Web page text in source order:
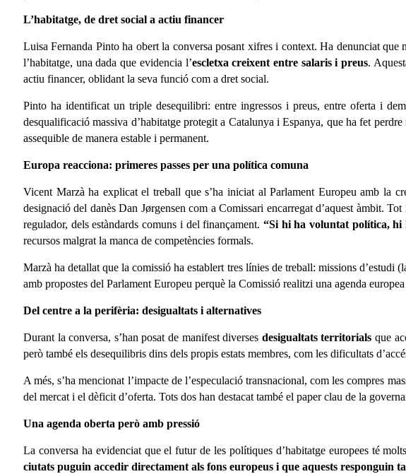
L’habitatge, de dret social a actiu financer
Luisa Fernanda Pinto ha obert la conversa posant xifres i context. Ha denunciat que
l’habitatge, una dada que evidencia l’escletxa creixent entre salaris i preus.
actiu financer, oblidant la seva funció com a dret social.
Pinto ha identificat un triple desequilibri: entre ingressos i preus, entre oferta i
desqualificació massiva d’habitatge protegit a Catalunya i Espanya, que ha fet
assequible de manera estable i permanent.
Europa reacciona: primeres passes per una política comuna
Vicent Marzà ha explicat el treball que s’ha iniciat al Parlament Europeu amb la
designació del danès Dan Jørgensen com a Comissari encarregat d’aquest àmbit.
regulador, dels estàndards comuns i del finançament. “Si hi ha voluntat política, hi
recursos malgrat la manca de competències formals.
Marzà ha detallat que la comissió ha establert tres línies de treball: missions
amb propostes del Parlament Europeu perquè la Comissió realitzi una agenda
Del centre a la perifèria: desigualtats i alternatives
Durant la conversa, s’han posat de manifest diverses desigualtats territorials que
però també els desequilibris dins dels propis estats membres, com les dificultats
A més, s’ha mencionat l’impacte de l’especulació transnacional, com les compres
del mercat i el dèficit d’oferta. Tots dos han destacat també el paper clau de la
Una agenda oberta però amb pressió
La conversa ha evidenciat que el futur de les polítiques d’habitatge europees té
ciutats puguin accedir directament als fons europeus i que aquests responguin